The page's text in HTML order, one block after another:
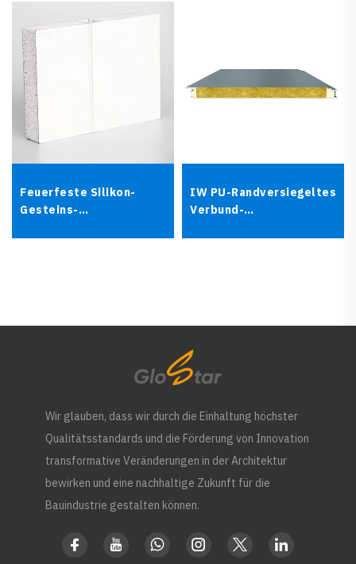
Feuerfeste Silikon-
Gesteins-
IW PU-Randversiegeltes
Verbund-
Wir glauben, dass wir durch die Einhaltung höchster
Qualitätsstandards und die Förderung von Innovation
transformative Veränderungen in der Architektur
bewirken und eine nachhaltige Zukunft für die
Bauindustrie gestalten können.